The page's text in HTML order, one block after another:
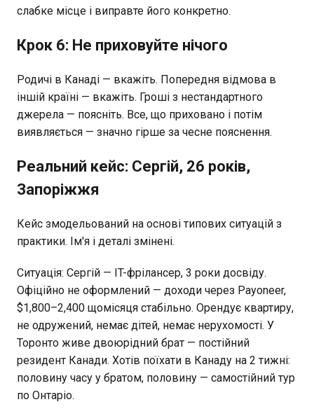
слабке місце і виправте його конкретно.
Крок 6: Не приховуйте нічого
Родичі в Канаді — вкажіть. Попередня відмова в
іншій країні — вкажіть. Гроші з нестандартного
джерела — поясніть. Все, що приховано і потім
виявляється — значно гірше за чесне пояснення.
Реальний кейс: Сергій, 26 років,
Запоріжжя
Кейс змодельований на основі типових ситуацій з
практики. Ім'я і деталі змінені.
Ситуація: Сергій — IT-фрілансер, 3 роки досвіду.
Офіційно не оформлений — доходи через Payoneer,
$1,800–2,400 щомісяця стабільно. Орендує квартиру,
не одружений, немає дітей, немає нерухомості. У
Торонто живе двоюрідний брат — постійний
резидент Канади. Хотів поїхати в Канаду на 2 тижні:
половину часу у братом, половину — самостійний тур
по Онтаріо.